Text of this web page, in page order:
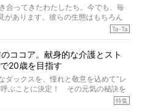
合ってきたわたしたち。今でも、毎
があります。彼らの生態はもちろん
することも同じです。昔の犬は25年
要な栄養”が不足しがちになっている
ってくれるのが、コラーゲン！ そ
度100%の犬用コラーゲンサプリ
りました！
維持を実感した」と評判のTa-Ta(タ
Ta-Ta
のココア。献身的な介護とスト
20歳を目指す
ダックスを、憧れと敬意を込めて“レ
呼ぶことに決定！ その元気の秘訣を
が、特集『レジェンドダックスの肖特集